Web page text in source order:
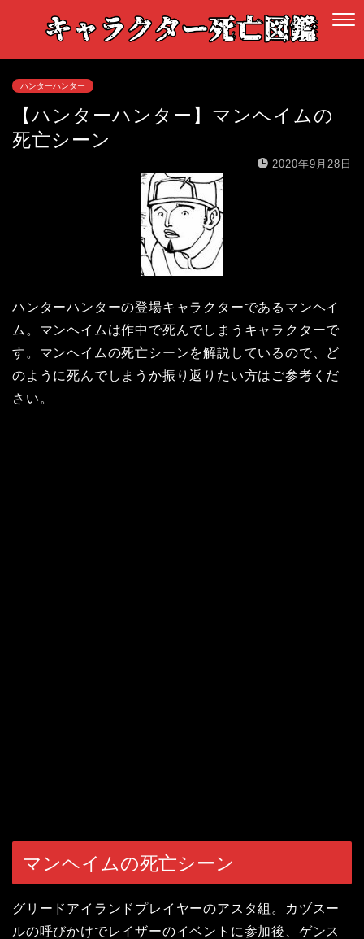
ハンターハンター
【ハンターハンター】マンヘイムの
死亡シーン
2020年9月28日
ハンターハンターの登場キャラクターであるマンヘイ
ム。マンヘイムは作中で死んでしまうキャラクターで
す。マンヘイムの死亡シーンを解説しているので、ど
のように死んでしまうか振り返りたい方はご参考くだ
さい。
マンヘイムの死亡シーン
グリードアイランドプレイヤーのアスタ組。カヅスー
ルの呼びかけでレイザーのイベントに参加後、ゲンス